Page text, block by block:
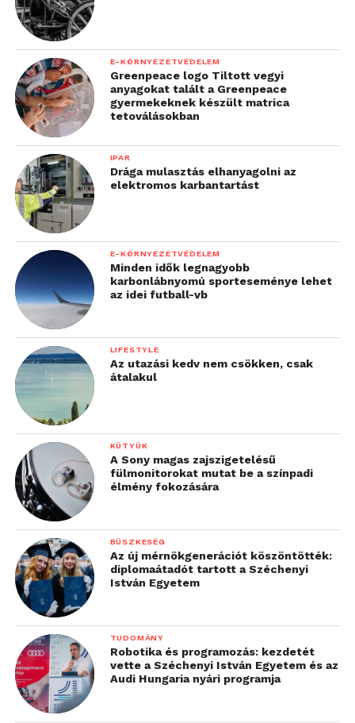
E-KÖRNYEZETVÉDELEM
Greenpeace logo Tiltott vegyi
anyagokat talált a Greenpeace
gyermekeknek készült matrica
tetoválásokban
IPAR
Drága mulasztás elhanyagolni az
elektromos karbantartást
E-KÖRNYEZETVÉDELEM
Minden idők legnagyobb
karbonlábnyomú sporteseménye lehet
az idei futball-vb
LIFESTYLE
Az utazási kedv nem csökken, csak
átalakul
KÜTYÜK
A Sony magas zajszigetelésű
fülmonitorokat mutat be a színpadi
élmény fokozására
BÜSZKESÉG
Az új mérnökgenerációt köszöntötték:
diplomaátadót tartott a Széchenyi
István Egyetem
TUDOMÁNY
Robotika és programozás: kezdetét
vette a Széchenyi István Egyetem és az
Audi Hungaria nyári programja